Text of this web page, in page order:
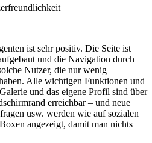
ist sehr positiv. Die Seite ist
und die Navigation durch
Nutzer, die nur wenig
Alle wichtigen Funktionen und
und das eigene Profil sind über
erreichbar – und neue
usw. werden wie auf sozialen
angezeigt, damit man nichts